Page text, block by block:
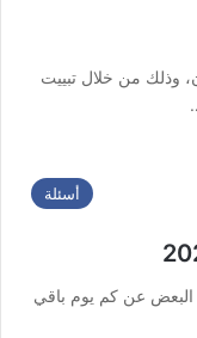
من خلال تبييت
أسئلة
عن كم يوم باقي